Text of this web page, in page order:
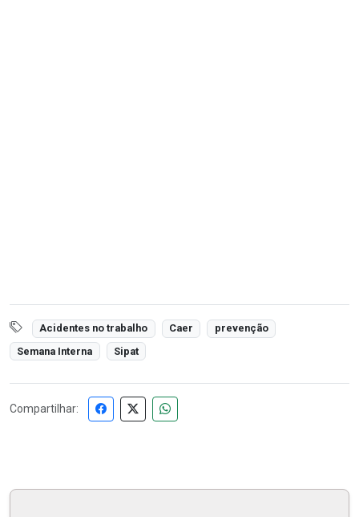
Acidentes no trabalho Caer
prevenção
Semana Interna
Sipat
Compartilhar: